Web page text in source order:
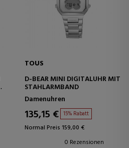
TOUS
D-BEAR MINI DIGITALUHR MIT
STAHLARMBAND
Damenuhren
135,15 € 15% Rabatt
Normal Preis 159,00 €
0 Rezensionen